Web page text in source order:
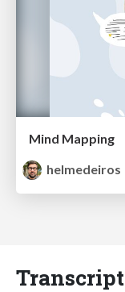
Mind Mapping
helmedeiros
Transcript